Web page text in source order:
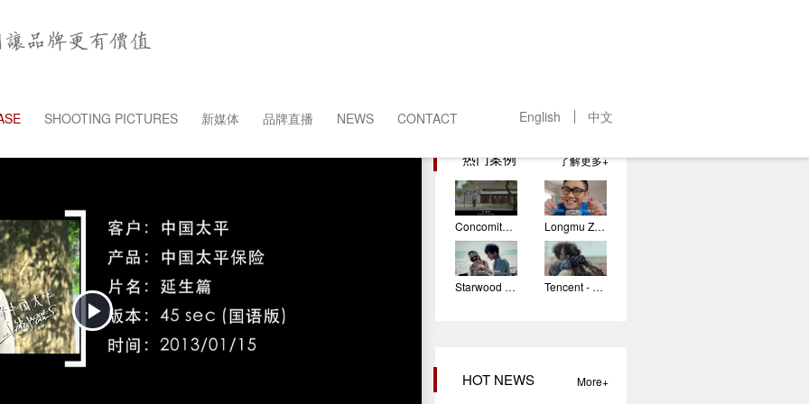
SHOOTING PICTURES 新媒体 品牌直播 NEWS CONTACT English 中文
Play
热门案例
Concomitant whole life Longmu Zhuanggu’s Granule ad - DaPeng
Starwood micro-film Tencent - Mother's Day micro film
了解更多
HOT NEWS More